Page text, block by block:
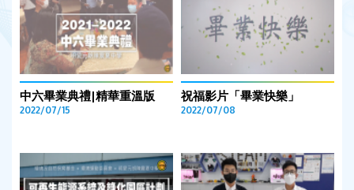
中六畢業典禮|精華重溫版
2022/07/15
祝福影片「畢業快樂」
2022/07/08